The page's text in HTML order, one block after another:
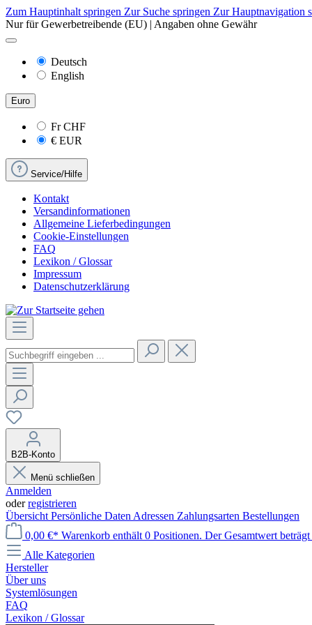
Zum Hauptinhalt springen Zur Suche springen Zur Hauptnavigation
Nur für Gewerbetreibende (EU) | Angaben ohne Gewähr
Deutsch
English
Euro
FrCHF
€ EUR
Service/Hilfe
Kontakt
Versandinformationen
Allgemeine Lieferbedingungen
Cookie-Einstellungen
FAQ
Lexikon / Glossar
Impressum
Datenschutzerklärung
B2B-Konto
Menü schließen
Anmelden
oderregistrieren
Übersicht Persönliche Daten Adressen Zahlungsarten Bestellungen
0,00 €* Warenkorb enthält 0 Positionen. Der Gesamtwert
Alle Kategorien
Hersteller
Über uns
Systemlösungen
FAQ
Lexikon / Glossar